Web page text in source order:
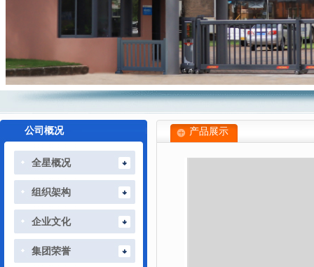
公司概况
全星概况
组织架构
企业文化
集团荣誉
产品展示